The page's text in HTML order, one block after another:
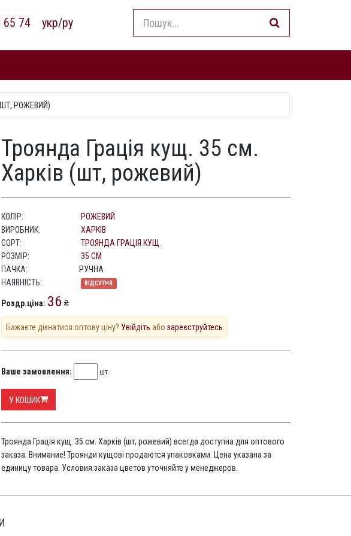
65 74 укр/ру
РОЖЕВИЙ)
Троянда Грація кущ. 35 см.
Харків (шт, рожевий)
КОЛІР:
РОЖЕВИЙ
ВИРОБНИК:
ХАРКІВ
СОРТ:
ТРОЯНДА ГРАЦІЯ КУЩ.
РОЗМІР:
35 СМ
ПАЧКА:
РУЧНА
НАЯВНІСТЬ:
ВІДСУТНЯ
Роздр.ціна: 36 ₴
Бажаєте дізнатися оптову ціну? Увійдіть абозареєструйтесь
Ваше замовлення: шт.
У КОШИК
Троянда Грація кущ. 35 см. Харків (шт, рожевий) всегда доступна для оптового
заказа. Внимание! Троянди кущові продаются упаковками. Цена указана за
единицу товара. Условия заказа цветов уточняйте у менеджеров.